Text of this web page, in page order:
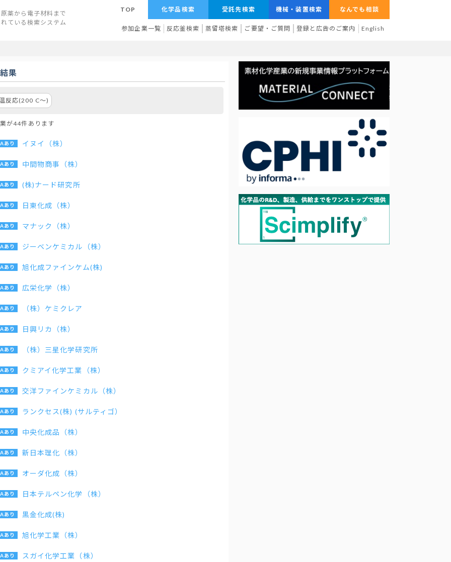
薬から電子材料まで
ている検索システム
TOP 化学品検索 受託先検索 機械・装置検索 なんでも相談
参加企業一覧 反応釜検索 蒸留塔検索 ご要望・ご質問 登録と広告のご案内 English
果
反応(200 C〜)
が44件あります
イヌイ（株）
中間物商事（株）
(株)ナード研究所
日東化成（株）
マナック（株）
ジーベンケミカル（株）
旭化成ファインケム(株)
広栄化学（株）
（株）ケミクレア
日興リカ（株）
（株）三星化学研究所
クミアイ化学工業（株）
交洋ファインケミカル（株）
ランクセス(株) (サルティゴ）
中央化成品（株）
新日本理化（株）
オーダ化成（株）
日本テルペン化学（株）
黒金化成(株)
旭化学工業（株）
スガイ化学工業（株）